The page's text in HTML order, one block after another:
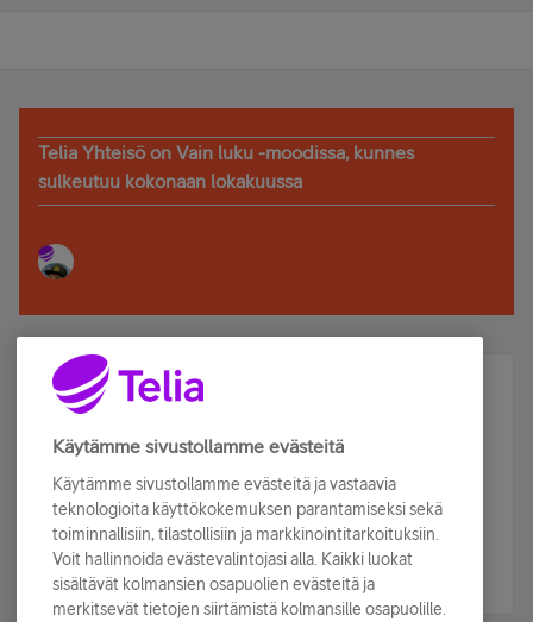
Telia Yhteisö on Vain luku -moodissa, kunnes
sulkeutuu kokonaan lokakuussa
Älä jää paitsi – osallistu ja voita!
Tilaa Telian uutiskirje ja olet mukana arvonnassa.
sähköpostiisi.
Tilaa nyt
Käytämme sivustollamme evästeitä
Käytämme sivustollamme evästeitä ja vastaavia
teknologioita käyttökokemuksen parantamiseksi sekä
toiminnallisiin, tilastollisiin ja markkinointitarkoituksiin.
Voit hallinnoida evästevalintojasi alla. Kaikki luokat
sisältävät kolmansien osapuolien evästeitä ja
merkitsevät tietojen siirtämistä kolmansille osapuolille.